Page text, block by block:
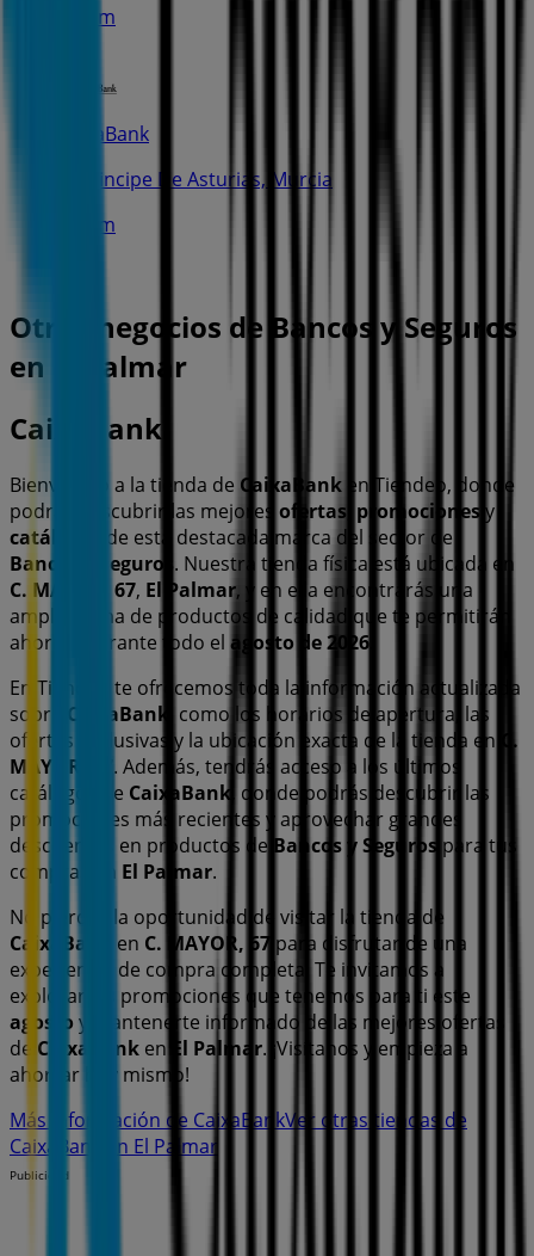
1.8 km
CaixaBank
C. Principe De Asturias, Murcia
1.8 km
Otros negocios de Bancos y Seguros
en El Palmar
CaixaBank
Bienvenido a la tienda de CaixaBank en Tiendeo, donde
podrás descubrir las mejores ofertas promociones y
catálogos
de esta destacada marca del sector de
Bancos y Seguros . Nuestra tienda física está ubicada en
C. MAYOR, 67, El Palmar, y en ella encontrarás una
amplia gama de productos de calidad que te permitirán
ahorrar durante todo el agosto de 2026
En Tiendeo te ofrecemos toda la información actualizada
sobre
CaixaBank , como los horarios de apertura, las
ofertas exclusivas y la ubicación exacta de la tienda en C.
MAYOR, 67 . Además, tendrás acceso a los últimos
catálogos de CaixaBank , donde podrás descubrir las
promociones más recientes y aprovechar grandes
descuentos en productos de Bancos y Seguros para tus
compras en El Palmar.
No pierdas la oportunidad de visitar la tienda de
CaixaBank
en C. MAYOR, 67 para disfrutar de una
experiencia de compra completa. Te invitamos a
explorar las promociones que tenemos para ti este
agosto y mantenerte informado de las mejores ofertas
de CaixaBank en El Palmar. ¡Visítanos y empieza a
ahorrar hoy mismo!
Más información de CaixaBankVer otras tiendas de
CaixaBank en El Palmar
Publicidad